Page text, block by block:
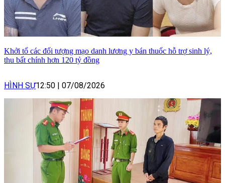
Khởi tố các đối tượng mạo danh lương y bán thuốc hỗ trợ sinh lý,
thu bất chính hơn 120 tỷ đồng
HÌNH SỰ12:50 | 07/08/2026